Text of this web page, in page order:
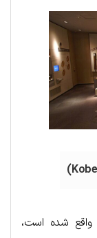
واقع شده است،